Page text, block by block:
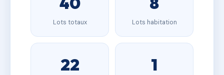
Lots totaux Lots habitation
22 1